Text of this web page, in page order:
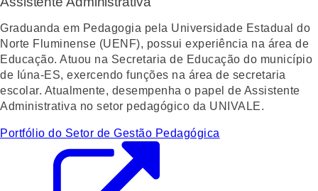
Graduanda em Pedagogia pela Universidade Estadual do
Norte Fluminense (UENF), possui experiência na área de
Educação. Atuou na Secretaria de Educação do município
de Iúna-ES, exercendo funções na área de secretaria
escolar. Atualmente, desempenha o papel de Assistente
Administrativa no setor pedagógico da UNIVALE.
Portfólio do Setor de Gestão Pedagógica